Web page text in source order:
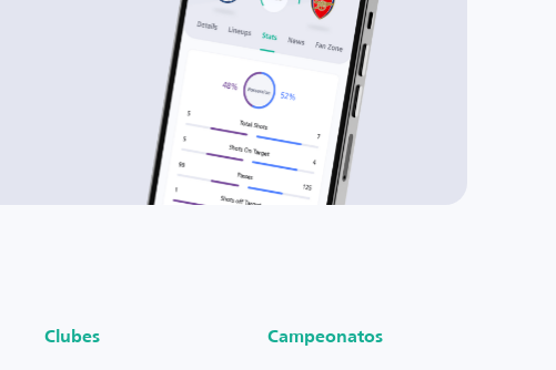
Clubes Campeonatos